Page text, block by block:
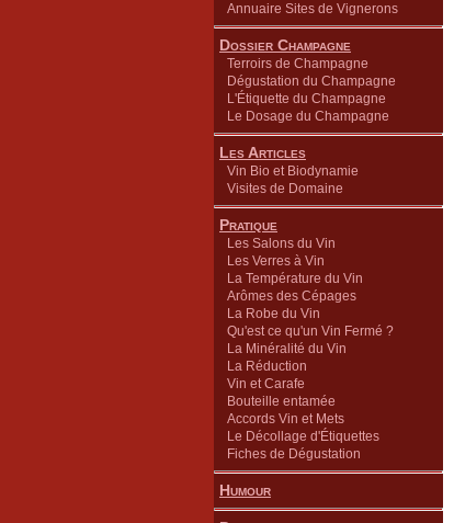
Annuaire Sites de Vignerons
Dossier Champagne
Terroirs de Champagne
Dégustation du Champagne
L'Étiquette du Champagne
Le Dosage du Champagne
Les Articles
Vin Bio et Biodynamie
Visites de Domaine
Pratique
Les Salons du Vin
Les Verres à Vin
La Température du Vin
Arômes des Cépages
La Robe du Vin
Qu'est ce qu'un Vin Fermé ?
La Minéralité du Vin
La Réduction
Vin et Carafe
Bouteille entamée
Accords Vin et Mets
Le Décollage d'Étiquettes
Fiches de Dégustation
Humour